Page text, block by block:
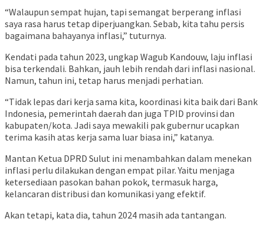
“Walaupun sempat hujan, tapi semangat berperang inflasi
saya rasa harus tetap diperjuangkan. Sebab, kita tahu persis
bagaimana bahayanya inflasi,” tuturnya.
Kendati pada tahun 2023, ungkap Wagub Kandouw, laju inflasi
bisa terkendali. Bahkan, jauh lebih rendah dari inflasi nasional.
Namun, tahun ini, tetap harus menjadi perhatian.
“Tidak lepas dari kerja sama kita, koordinasi kita baik dari Bank
Indonesia, pemerintah daerah dan juga TPID provinsi dan
kabupaten/kota. Jadi saya mewakili pak gubernur ucapkan
terima kasih atas kerja sama luar biasa ini,” katanya.
Mantan Ketua DPRD Sulut ini menambahkan dalam menekan
inflasi perlu dilakukan dengan empat pilar. Yaitu menjaga
ketersediaan pasokan bahan pokok, termasuk harga,
kelancaran distribusi dan komunikasi yang efektif.
Akan tetapi, kata dia, tahun 2024 masih ada tantangan.